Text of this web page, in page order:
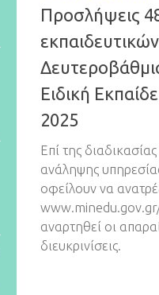
Προσλήψεις
Ειδική
2025
Επί της
ανάληψης
οφείλουν να
αναρτηθεί οι
διευκρινίσεις.